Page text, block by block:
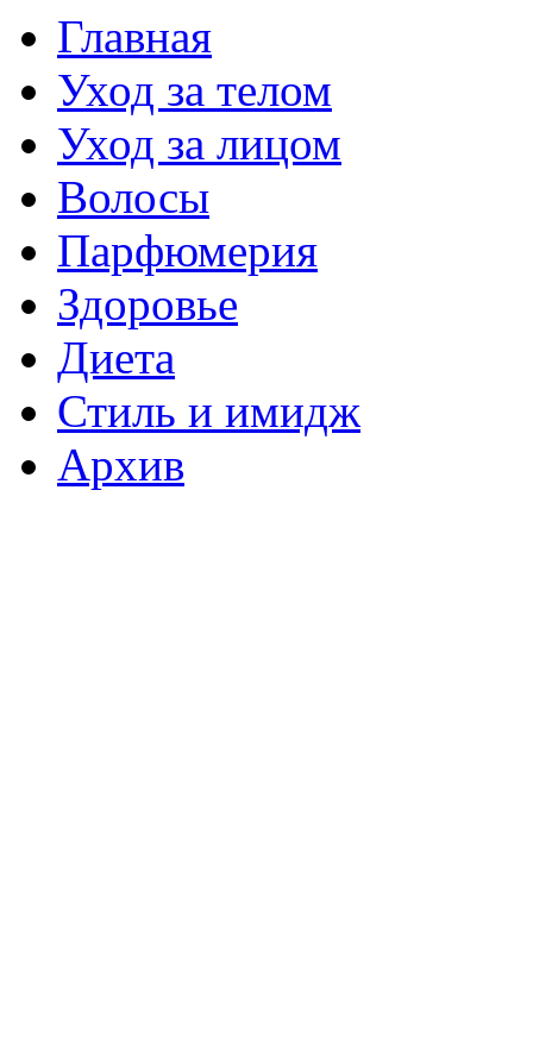
Главная
Уход за телом
Уход за лицом
Волосы
Парфюмерия
Здоровье
Диета
Стиль и имидж
Архив